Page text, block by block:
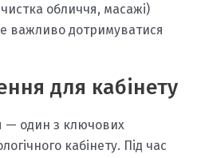
обличчя, масажі)
важливо дотримуватися
для кабінету
— один з ключових
кабінету. Під час